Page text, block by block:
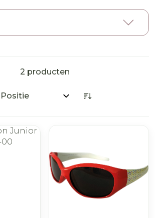
2 producten
Sorteer op: